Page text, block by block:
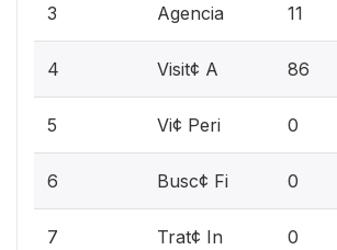
3 Agencia 11
4 Visit¢ A 86
5 Vi¢ Peri 0
6 Busc¢ Fi 0
7 Trat¢ In 0